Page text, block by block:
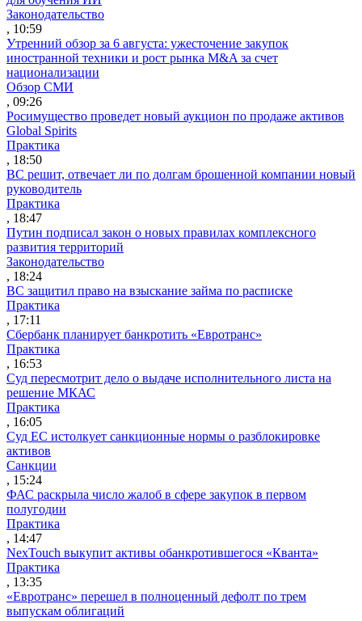
Законодательство
, 10:59
Утренний обзор за 6 августа: ужесточение закупок
иностранной техники и рост рынка M&A за счет
национализации
Обзор СМИ
, 09:26
Росимущество проведет новый аукцион по продаже активов
Global Spirits
Практика
, 18:50
ВС решит, отвечает ли по долгам брошенной компании новый
руководитель
Практика
, 18:47
Путин подписал закон о новых правилах комплексного
развития территорий
Законодательство
, 18:24
ВС защитил право на взыскание займа по расписке
Практика
, 17:11
Сбербанк планирует банкротить «Евротранс»
Практика
, 16:53
Суд пересмотрит дело о выдаче исполнительного листа на
решение МКАС
Практика
, 16:05
Суд ЕС истолкует санкционные нормы о разблокировке
активов
Санкции
, 15:24
ФАС раскрыла число жалоб в сфере закупок в первом
полугодии
Практика
, 14:47
NexTouch выкупит активы обанкротившегося «Кванта»
Практика
, 13:35
«Евротранс» перешел в полноценный дефолт по трем
выпускам облигаций